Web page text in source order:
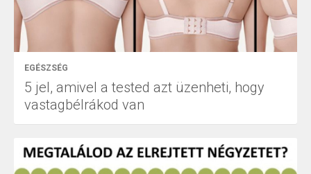
EGÉSZSÉG
5 jel, amivel a tested azt üzenheti, hogy
vastagbélrákod van